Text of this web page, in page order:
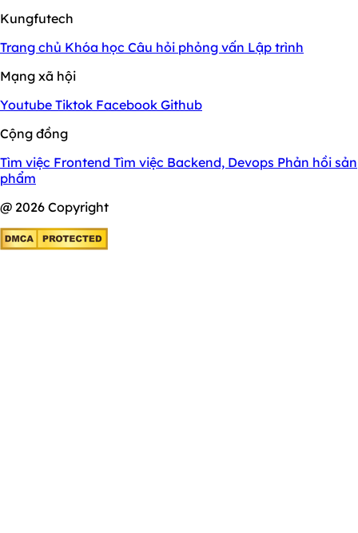
Kungfutech
Trang chủ Khóa học Câu hỏi phỏng vấn Lập trình
Mạng xã hội
Youtube Tiktok Facebook Github
Cộng đồng
Tìm việc Frontend Tìm việc Backend, Devops Phản hồi sản
phẩm
@ 2026 Copyright